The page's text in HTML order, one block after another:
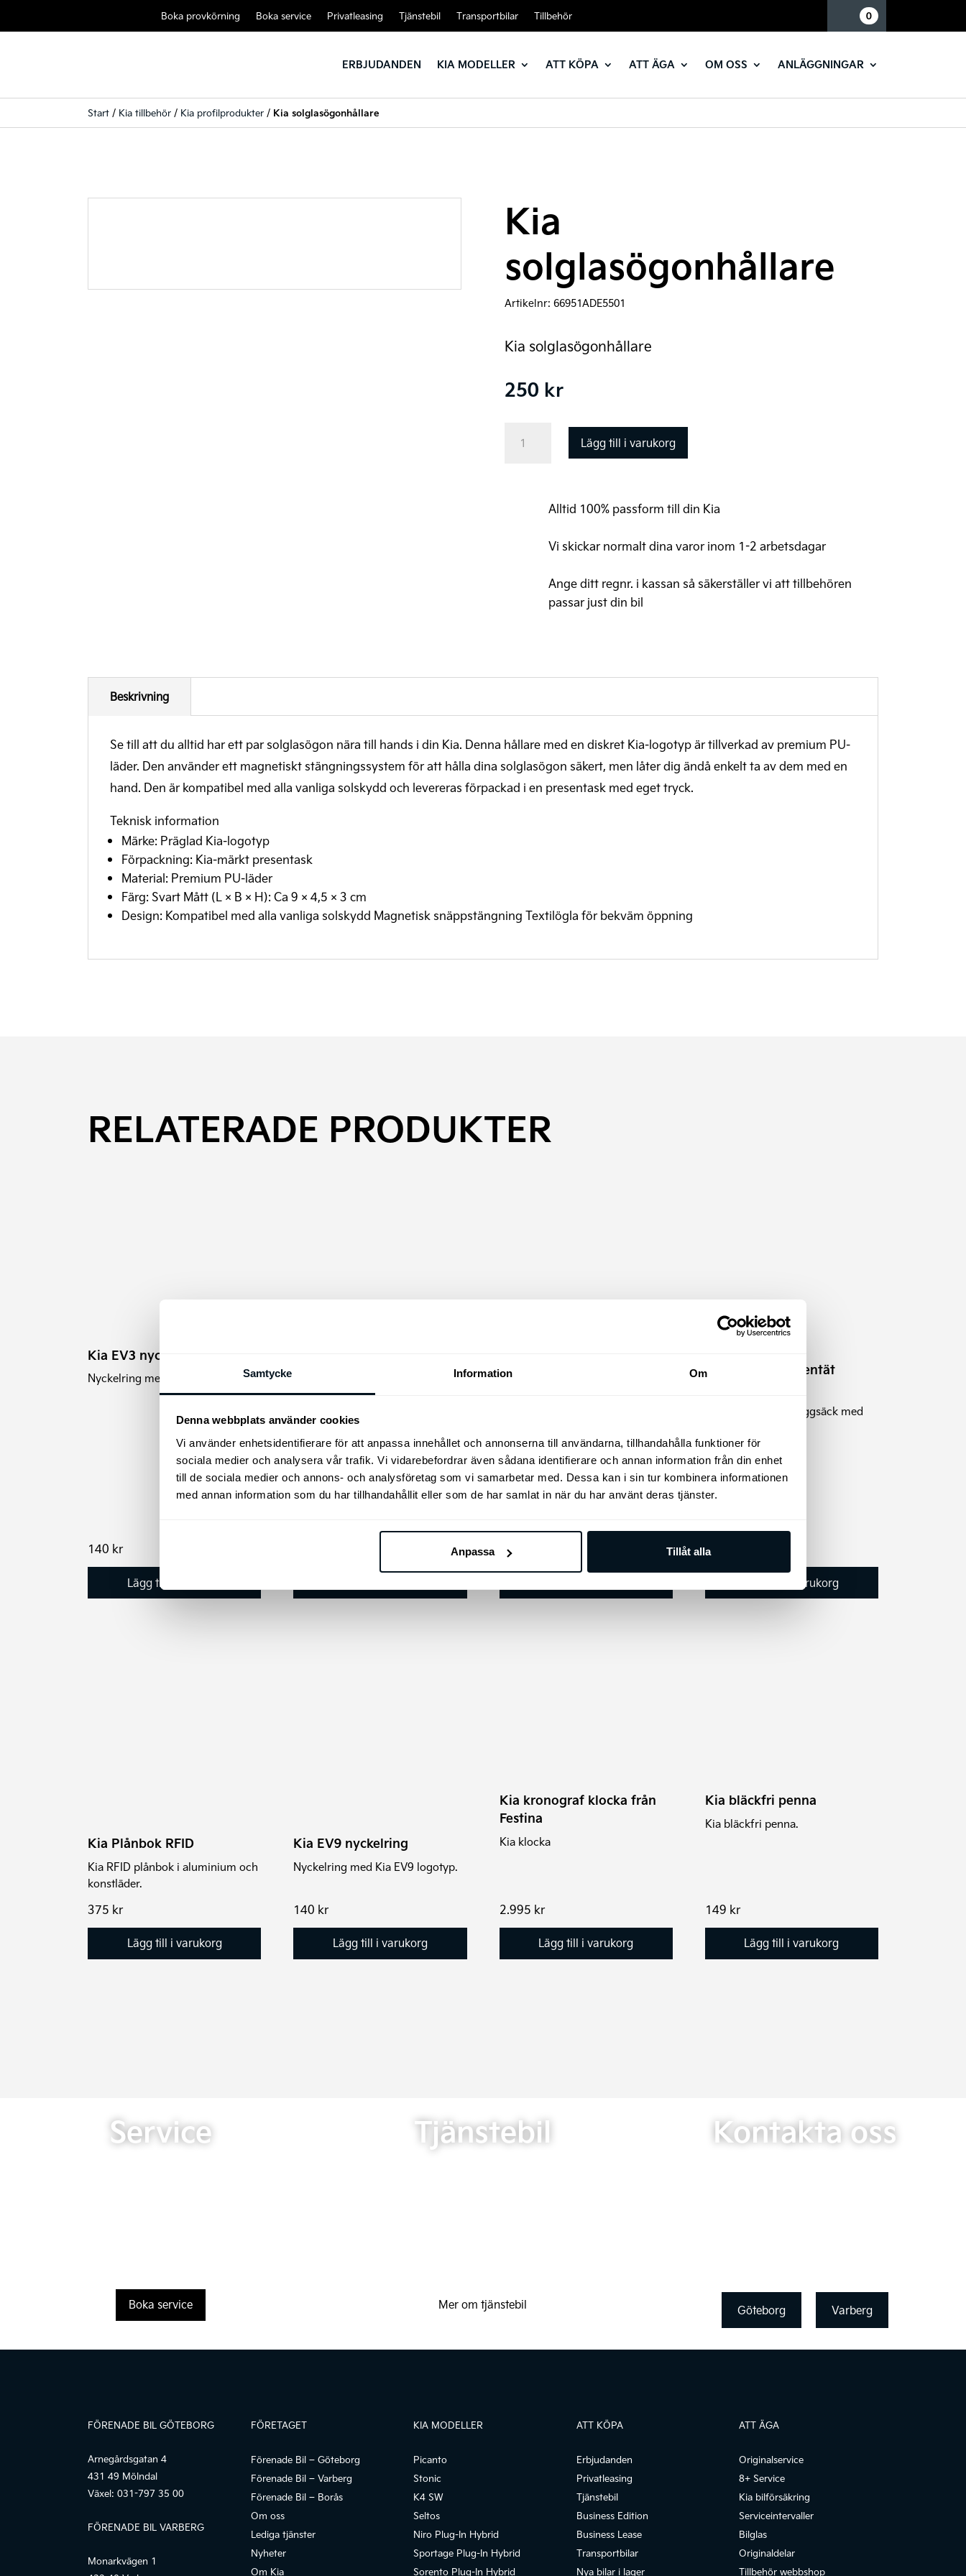
Samtycke Information Om
Denna webbplats använder cookies
Vi använder enhetsidentifierare för att anpassa innehållet och annonserna till användarna, tillhandahålla funktioner för
sociala medier och analysera vår trafik. Vi vidarebefordrar även sådana identifierare och annan information från din enhet
till de sociala medier och annons- och analysföretag som vi samarbetar med. Dessa kan i sin tur kombinera informationen
med annan information som du har tillhandahållit eller som de har samlat in när du har använt deras tjänster.
Anpassa Tillåt alla
Boka provkörning Boka service Privatleasing Tjänstebil Transportbilar Tillbehör 0
ERBJUDANDEN KIA MODELLER ATT KÖPA ATT ÄGA OM OSS ANLÄGGNINGAR
Start / Kia tillbehör / Kia profilprodukter / Kia solglasögonhållare
Kia
solglasögonhållare
Artikelnr:66951ADE5501
Kia solglasögonhållare
250 kr
solglasögonhållare
Lägg till i varukorg
Alltid 100% passform till din Kia
Vi skickar normalt dina varor inom 1-2 arbetsdagar
Ange ditt regnr. i kassan så säkerställer vi att tillbehören
passar just din bil
Beskrivning
Se till att du alltid har ett par solglasögon nära till hands i din Kia. Denna hållare med en diskret Kia-logotyp är tillverkad av premium PU-
läder. Den använder ett magnetiskt stängningssystem för att hålla dina solglasögon säkert, men låter dig ändå enkelt ta av dem med en
hand. Den är kompatibel med alla vanliga solskydd och levereras förpackad i en presentask med eget tryck.
Teknisk information
Märke: Präglad Kia-logotyp
Förpackning: Kia-märkt presentask
Material: Premium PU-läder
Färg: Svart Mått (L × B × H): Ca 9 × 4,5 × 3 cm
Design: Kompatibel med alla vanliga solskydd Magnetisk snäppstängning Textilögla för bekväm öppning
RELATERADE PRODUKTER
Kia EV3 nyckelring
Nyckelring med Kia EV3 logotyp.
140 kr
Lägg till i varukorg
Kia Mössa Milas
Kia nyckelring i läder
150
Kia roll-top vattentät
Kia Vattentät 20 l ryggsäck med
595
Lägg till i varukorg
Kia Plånbok RFID
Kia RFID plånbok i aluminium och
konstläder.
375 kr
Lägg till i varukorg
Kia EV9 nyckelring
Nyckelring med Kia EV9 logotyp.
140 kr
Lägg till i varukorg
Kia kronograf klocka från
Festina
Kia klocka
2.995 kr
Lägg till i varukorg
Kia bläckfri penna
Kia bläckfri penna.
149 kr
Lägg till i varukorg
Service
Boka service
Tjänstebil
Mer om tjänstebil
Kontakta oss
Göteborg Varberg
FÖRENADE BIL GÖTEBORG
Arnegårdsgatan 4
431 49 Mölndal
Växel: 031-797 35 00
FÖRENADE BIL VARBERG
Monarkvägen 1
FÖRETAGET
Förenade Bil – Göteborg
Förenade Bil – Varberg
Förenade Bil – Borås
Om oss
Lediga tjänster
Nyheter
Om Kia
KIA MODELLER
Picanto
Stonic
K4 SW
Seltos
Niro Plug-In Hybrid
Sportage Plug-In Hybrid
Sorento Plug-In Hybrid
ATT KÖPA
Erbjudanden
Privatleasing
Tjänstebil
Business Edition
Business Lease
Transportbilar
Nya bilar i lager
ATT ÄGA
Originalservice
8+ Service
Kia bilförsäkring
Serviceintervaller
Bilglas
Originaldelar
Tillbehör webbshop